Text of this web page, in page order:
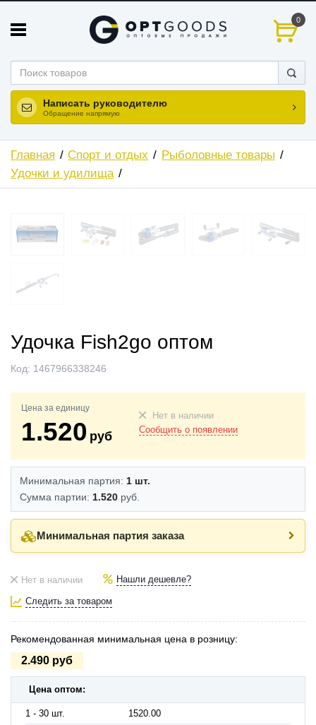
0
Написать руководителю
Обращение напрямую
Главная Спорт и отдых
Рыболовные товары
Удочки и удилища
Удочка Fish2go оптом
Код: 1467966338246
Цена за единицу
1.520 руб
Нет в наличии
Сообщить о появлении
Минимальная партия: 1 шт.
Сумма партии: 1.520 руб.
Минимальная партия заказа
Нет в наличии Нашли дешевле?
Следить за товаром
Рекомендованная минимальная цена в розницу:
2.490 руб
Цена оптом:
1 - 30 шт.
1520.00